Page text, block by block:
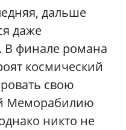
дальше
даже
финале романа
космический
свою
Меморабилию
никто не